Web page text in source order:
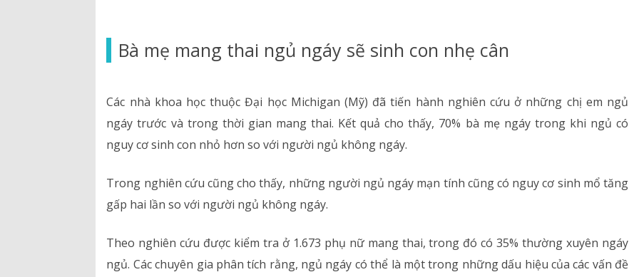
Quyền và trách nhiệm của người
Bác sĩ
Lịch khám bác sĩ
Hồ sơ năng lực
Bảng giá dịch vụ
Danh mục giá thuốc
Khám gì ở CHAC Rối loạn giấc ngủ
Phục hồi chức năng Hô hấp
Tim mạch
Dinh dưỡng
Bà mẹ mang thai ngủ ngáy sẽ sinh con nhẹ cân
Các nhà khoa học thuộc Đại học Michigan (Mỹ) đã tiến hành nghiên cứu ở những chị em ngủ
ngáy trước và trong thời gian mang thai. Kết quả cho thấy, 70% bà mẹ ngáy trong khi ngủ có
nguy cơ sinh con nhỏ hơn so với người ngủ không ngáy.
Trong nghiên cứu cũng cho thấy, những người ngủ ngáy mạn tính cũng có nguy cơ sinh mổ tăng
gấp hai lần so với người ngủ không ngáy.
Theo nghiên cứu được kiểm tra ở 1.673 phụ nữ mang thai, trong đó có 35% thường xuyên ngáy
ngủ. Các chuyên gia phân tích rằng, ngủ ngáy có thể là một trong những dấu hiệu của các vấn đề